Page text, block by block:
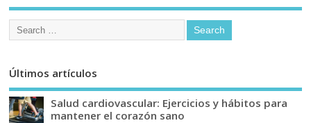
Últimos artículos
Salud cardiovascular: Ejercicios y hábitos para
mantener el corazón sano